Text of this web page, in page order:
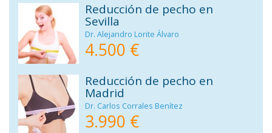
Reducción de pecho en
Sevilla
Dr. Alejandro Lorite Álvaro
4.500 €
Reducción de pecho en
Madrid
Dr. Carlos Corrales Benítez
3.990 €